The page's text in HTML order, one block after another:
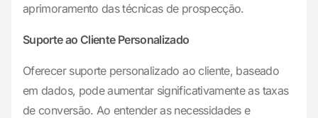
aprimoramento das técnicas de prospecção.
Suporte ao Cliente Personalizado
Oferecer suporte personalizado ao cliente, baseado
em dados, pode aumentar significativamente as taxas
de conversão. Ao entender as necessidades e